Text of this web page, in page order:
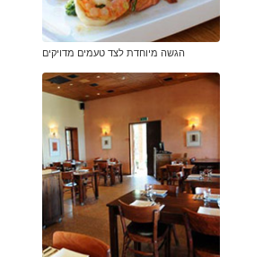
הגשה מיוחדת לצד טעמים מדויקים